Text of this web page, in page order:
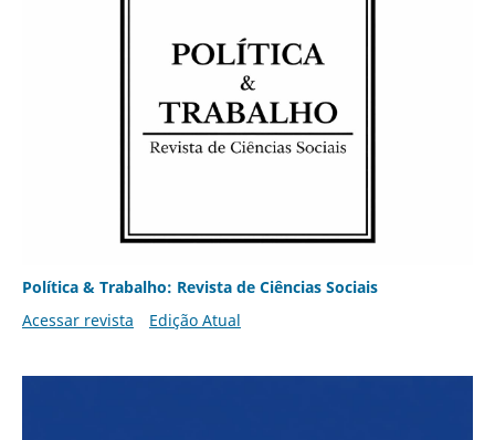
Política & Trabalho: Revista de Ciências Sociais
Acessar revista
Edição Atual